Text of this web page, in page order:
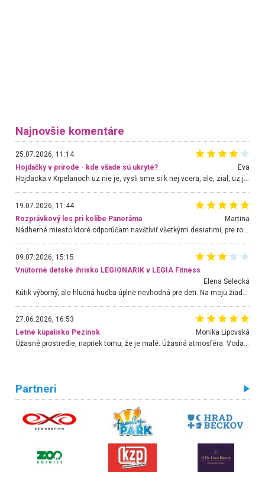
Najnovšie komentáre
25.07.2026, 11:14
Hojdačky v prírode - kde všade sú ukryté?
Eva
Hojdacka v Krpelanoch uz nie je, vysli sme si k nej vcera, ale, zial, uz je znicena. Ak sem planujete cestu len kvoli hojdacke, mozete si ju usetrit. Krasny vyhlad je tu vsak aj bez hojdacky :-)
19.07.2026, 11:44
Rozprávkový les pri kolibe Panoráma
Martina
Nádherné miesto ktoré odporúčam navštíviť všetkými desiatimi, pre rodiny s deťmi, dôchodcom... Proste a jednoducho ozaj rozprávkový les.. určite ešte prídeme. Odniesli sme si na pamiatku krásne tričká,
09.07.2026, 15:15
Vnútorné detské ihrisko LEGIONARIK v LEGIA Fitness
Elena Selecká
27.06.2026, 16:53
Letné kúpalisko Pezinok
. Monika Lipovská
Úžasné prostredie, napriek tomu, že je malé. Úžasná atmosféra. Voda fantastická a nádherná. Ľudí je pomerne veľa, ale su mili a ohľaduplní. Je veľmi zaujímavé sledovať, ako dokážu spolu športovať cudzí ľudia a bez ohľadu na vek. Vládne tu pohoda. Vnuka neviem dostať z vody. Ďakujem za krásny deň . Urcite sa sem vrátim. Jediný problém je s parkovaním, ale aj ten sa mi podarilo vyriešiť. Monika Bratislava
Partneri